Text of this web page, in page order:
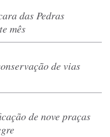
das Pedras
mês
de vias
de nove praças